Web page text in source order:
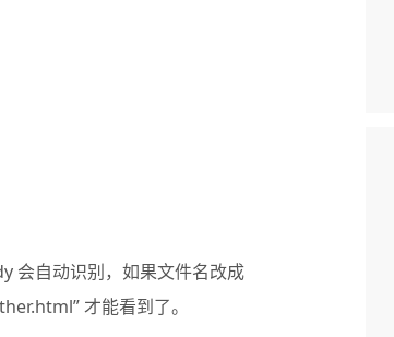
会自动识别，如果文件名改成
才能看到了。